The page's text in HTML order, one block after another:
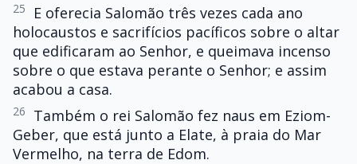
25
E oferecia Salomão três vezes cada ano
holocaustos e sacrifícios pacíficos sobre o altar
que edificaram ao Senhor, e queimava incenso
sobre o que estava perante o Senhor; e assim
acabou a casa.
26
Também o rei Salomão fez naus em Eziom-
Geber, que está junto a Elate, à praia do Mar
Vermelho, na terra de Edom.